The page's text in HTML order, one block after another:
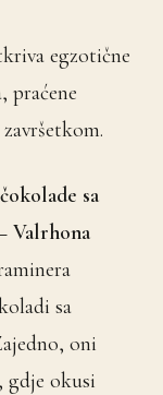
egzotične
praćene
sa
Valrhona
sa
oni
gdje okusi